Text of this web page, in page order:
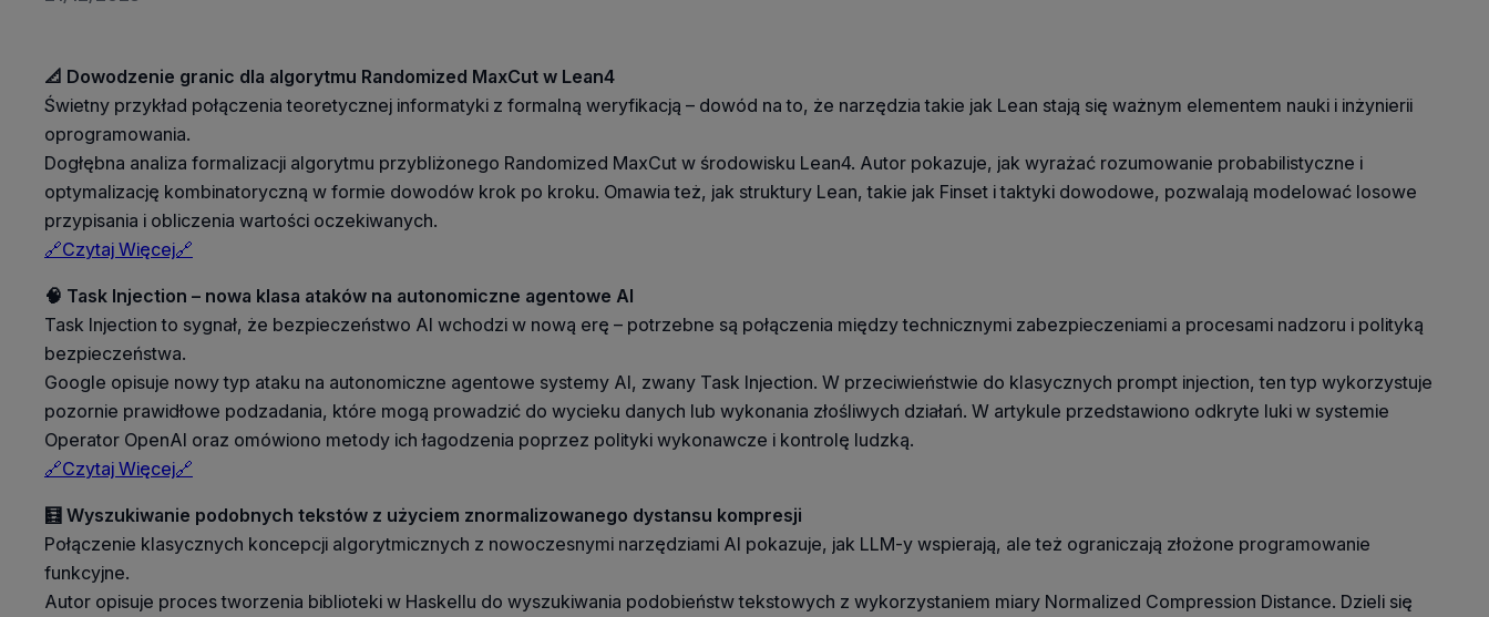
📐 Dowodzenie granic dla algorytmu Randomized MaxCut w Lean4
Świetny przykład połączenia teoretycznej informatyki z formalną weryfikacją – dowód na to, że narzędzia takie jak Lean stają się ważnym elementem nauki i inżynierii
oprogramowania.
Dogłębna analiza formalizacji algorytmu przybliżonego Randomized MaxCut w środowisku Lean4. Autor pokazuje, jak wyrażać rozumowanie probabilistyczne i
optymalizację kombinatoryczną w formie dowodów krok po kroku. Omawia też, jak struktury Lean, takie jak Finset i taktyki dowodowe, pozwalają modelować losowe
przypisania i obliczenia wartości oczekiwanych.
🔗Czytaj Więcej🔗
🧠 Task Injection – nowa klasa ataków na autonomiczne agentowe AI
Task Injection to sygnał, że bezpieczeństwo AI wchodzi w nową erę – potrzebne są połączenia między technicznymi zabezpieczeniami a procesami nadzoru i polityką
bezpieczeństwa.
Google opisuje nowy typ ataku na autonomiczne agentowe systemy AI, zwany Task Injection. W przeciwieństwie do klasycznych prompt injection, ten typ wykorzystuje
pozornie prawidłowe podzadania, które mogą prowadzić do wycieku danych lub wykonania złośliwych działań. W artykule przedstawiono odkryte luki w systemie
Operator OpenAI oraz omówiono metody ich łagodzenia poprzez polityki wykonawcze i kontrolę ludzką.
🔗Czytaj Więcej🔗
🧮 Wyszukiwanie podobnych tekstów z użyciem znormalizowanego dystansu kompresji
Połączenie klasycznych koncepcji algorytmicznych z nowoczesnymi narzędziami AI pokazuje, jak LLM-y wspierają, ale też ograniczają złożone programowanie
funkcyjne.
Autor opisuje proces tworzenia biblioteki w Haskellu do wyszukiwania podobieństw tekstowych z wykorzystaniem miary Normalized Compression Distance. Dzieli się